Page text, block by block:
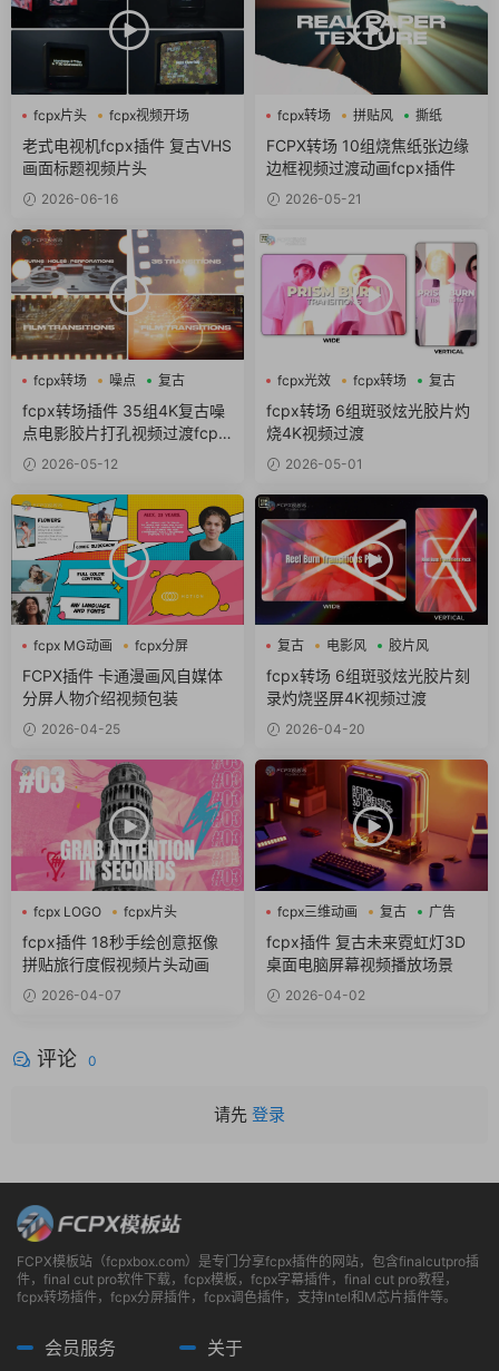
fcpx片头
fcpx视频开场
复古
老式电视机fcpx插件 复古VHS
画面标题视频片头
2026-06-16
fcpx转场 拼贴风 撕纸
FCPX转场 10组烧焦纸张边缘
边框视频过渡动画fcpx插件
2026-05-21
fcpx转场 噪点 复古
fcpx转场插件 35组4K复古噪
点电影胶片打孔视频过渡fcpx
插件2026-05-12
fcpx光效 fcpx转场 复古
fcpx转场 6组斑驳炫光胶片灼
烧4K视频过渡
2026-05-01
fcpx MG动画
fcpx分屏
fcpx卡通
FCPX插件 卡通漫画风自媒体
分屏人物介绍视频包装
2026-04-25
复古 电影风 胶片风
fcpx转场 6组斑驳炫光胶片刻
录灼烧竖屏4K视频过渡
2026-04-20
fcpx LOGO
fcpx片头
fcpx视频开场
fcpx插件 18秒手绘创意抠像
拼贴旅行度假视频片头动画
2026-04-07
fcpx三维动画 复古 广告
fcpx插件 复古未来霓虹灯3D
桌面电脑屏幕视频播放场景
2026-04-02
评论 0
请先 登录
FCPX模板站（fcpxbox.com）是专门分享fcpx插件的网站，包含finalcutpro插
件，final cut pro软件下载，fcpx模板，fcpx字幕插件，final cut pro教程，
fcpx转场插件，fcpx分屏插件，fcpx调色插件，支持Intel和M芯片插件等。
会员服务 关于